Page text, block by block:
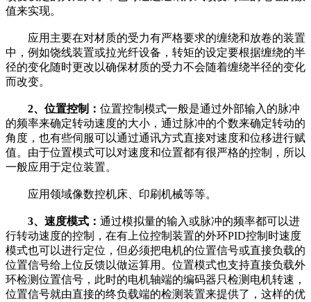
值来实现。
应用主要在对材质的受力有严格要求的缠绕和放卷的装置
中，例如饶线装置或拉光纤设备，转矩的设定要根据缠绕的半
径的变化随时更改以确保材质的受力不会随着缠绕半径的变化
而改变。
2、位置控制： 位置控制模式一般是通过外部输入的脉冲
的频率来确定转动速度的大小，通过脉冲的个数来确定转动的
角度，也有些伺服可以通过通讯方式直接对速度和位移进行赋
值。由于位置模式可以对速度和位置都有很严格的控制，所以
一般应用于定位装置。
应用领域像数控机床、印刷机械等等。
3、速度模式： 通过模拟量的输入或脉冲的频率都可以进
行转动速度的控制，在有上位控制装置的外环PID控制时速度
模式也可以进行定位，但必须把电机的位置信号或直接负载的
位置信号给上位反馈以做运算用。位置模式也支持直接负载外
环检测位置信号，此时的电机轴端的编码器只检测电机转速，
位置信号就由直接的终负载端的检测装置来提供了，这样的优